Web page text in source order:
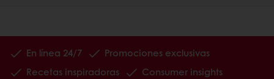
En línea 24/7
Promociones exclusivas
Recetas inspiradoras
Consumer insights